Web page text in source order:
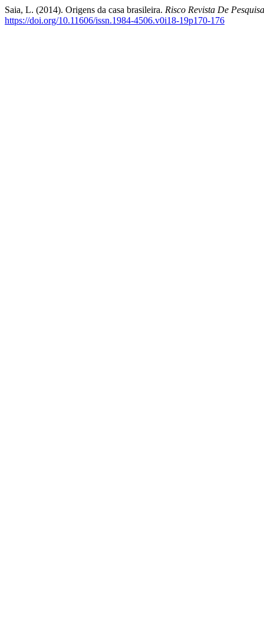
Saia, L. (2014). Origens da casa brasileira. Risco Revista De
https://doi.org/10.11606/issn.1984-4506.v0i18-19p170-176